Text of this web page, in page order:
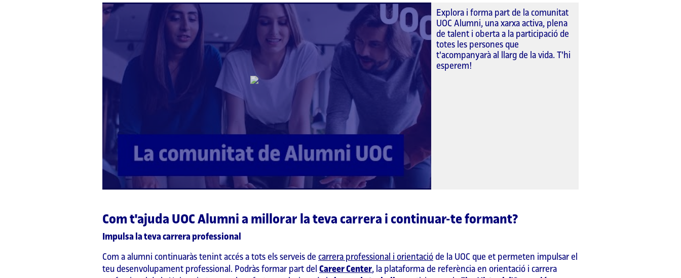
Explora i forma part de la comunitat
UOC Alumni, una xarxa activa, plena
de talent i oberta a la participació de
totes les persones que
t'acompanyarà al llarg de la vida. T'hi
esperem!
Com t'ajuda UOC Alumni a millorar la teva carrera i continuar-te formant?
Impulsa la teva carrera professional
Com a alumni continuaràs tenint accés a tots els serveis de carrera professional i orientació de la UOC que et permeten impulsar el
teu desenvolupament professional. Podràs formar part del Career Center, la plataforma de referència en orientació i carrera